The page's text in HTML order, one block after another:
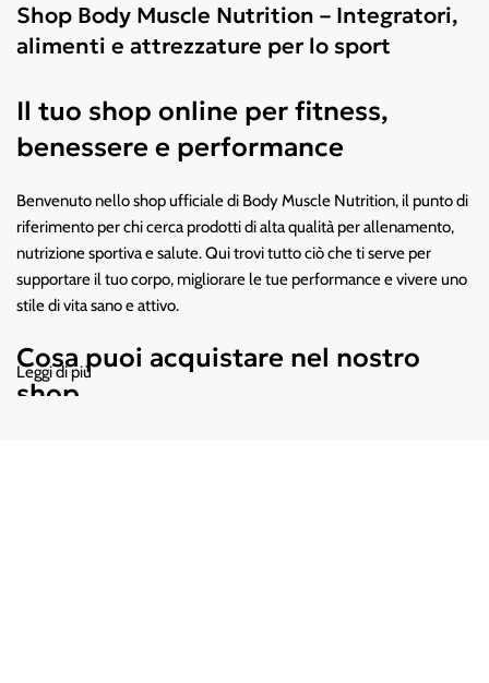
Shop Body Muscle Nutrition – Integratori,
alimenti e attrezzature per lo sport
Il tuo shop online per fitness,
benessere e performance
Benvenuto nello shop ufficiale di Body Muscle Nutrition, il punto di
riferimento per chi cerca prodotti di alta qualità per allenamento,
nutrizione sportiva e salute. Qui trovi tutto ciò che ti serve per
supportare il tuo corpo, migliorare le tue performance e vivere uno
stile di vita sano e attivo.
Cosa puoi acquistare nel nostro
shop
Leggi di più